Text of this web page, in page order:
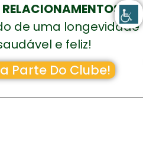
de uma longevidade
e feliz!
Parte Do Clube!